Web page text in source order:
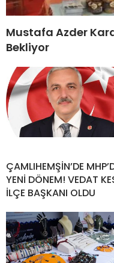
Mustafa Azder
Bekliyor
ÇAMLIHEMŞİN’DE
YENİ DÖNEM! VEDAT
İLÇE BAŞKANI OLDU